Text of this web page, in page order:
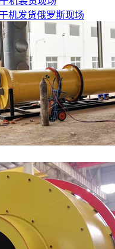
机发货俄罗斯现场